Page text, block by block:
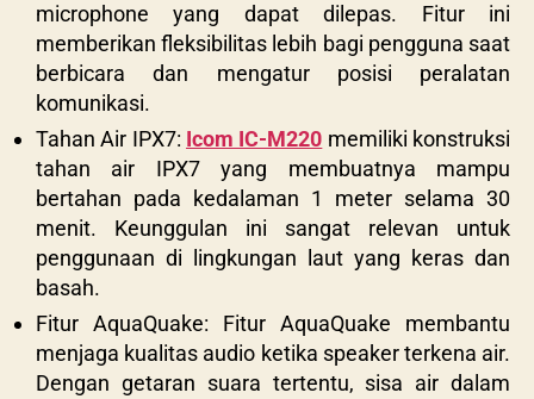
microphone yang dapat dilepas. Fitur ini
memberikan fleksibilitas lebih bagi pengguna saat
berbicara dan mengatur posisi peralatan
komunikasi.
Tahan Air IPX7: Icom IC-M220 memiliki konstruksi
tahan air IPX7 yang membuatnya mampu
bertahan pada kedalaman 1 meter selama 30
menit. Keunggulan ini sangat relevan untuk
penggunaan di lingkungan laut yang keras dan
basah.
Fitur AquaQuake: Fitur AquaQuake membantu
menjaga kualitas audio ketika speaker terkena air.
Dengan getaran suara tertentu, sisa air dalam